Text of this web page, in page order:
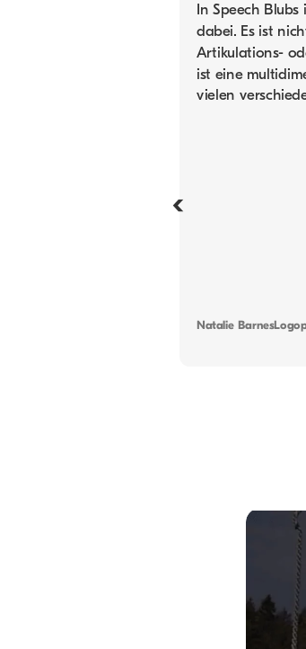
‹
In Speech
dabei. Es ist
Artikulations-
ist eine
vielen
Natalie Barnes